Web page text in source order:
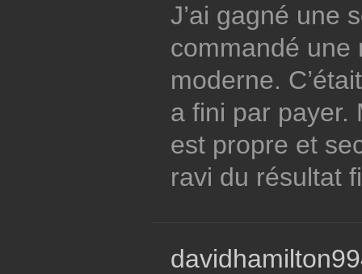
J’ai gagné une
commandé une
moderne.
a fini par payer.
est propre et
ravi du résultat